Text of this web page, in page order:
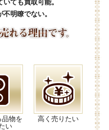
ても買取可能。
明瞭でない。
品物を
い
高く売りたい